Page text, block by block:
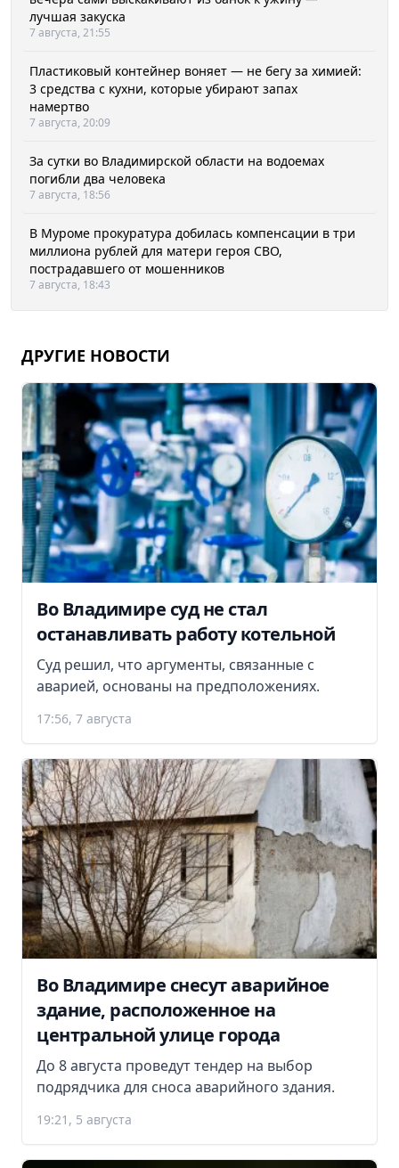
лучшая закуска
7 августа, 21:55
Пластиковый контейнер воняет — не бегу за химией:
3 средства с кухни, которые убирают запах
намертво
7 августа, 20:09
За сутки во Владимирской области на водоемах
погибли два человека
7 августа, 18:56
В Муроме прокуратура добилась компенсации в три
миллиона рублей для матери героя СВО,
пострадавшего от мошенников
7 августа, 18:43
ДРУГИЕ НОВОСТИ
Во Владимире суд не стал
останавливать работу котельной
Суд решил, что аргументы, связанные с
аварией, основаны на предположениях.
17:56, 7 августа
Во Владимире снесут аварийное
здание, расположенное на
центральной улице города
До 8 августа проведут тендер на выбор
подрядчика для сноса аварийного здания.
19:21, 5 августа